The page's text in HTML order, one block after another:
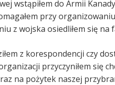
wstąpiłem do Armii
przy
z wojska osiedliłem się na
z korespondencji czy
przyczyniłem się
na pożytek naszej